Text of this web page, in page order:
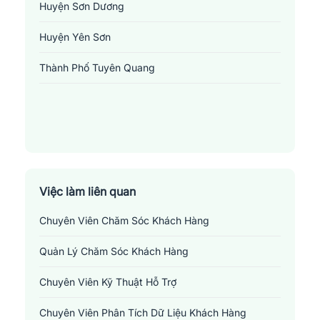
Huyện Sơn Dương
Huyện Yên Sơn
Thành Phố Tuyên Quang
Việc làm liên quan
Chuyên Viên Chăm Sóc Khách Hàng
Quản Lý Chăm Sóc Khách Hàng
Chuyên Viên Kỹ Thuật Hỗ Trợ
Chuyên Viên Phân Tích Dữ Liệu Khách Hàng